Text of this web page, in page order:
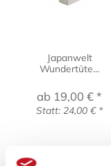
Japanwelt
Wundertüte...
ab 19,00 € *
Statt: 24,00 € *